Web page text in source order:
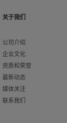
关于我们
公司介绍
企业文化
资质和荣誉
最新动态
媒体关注
联系我们